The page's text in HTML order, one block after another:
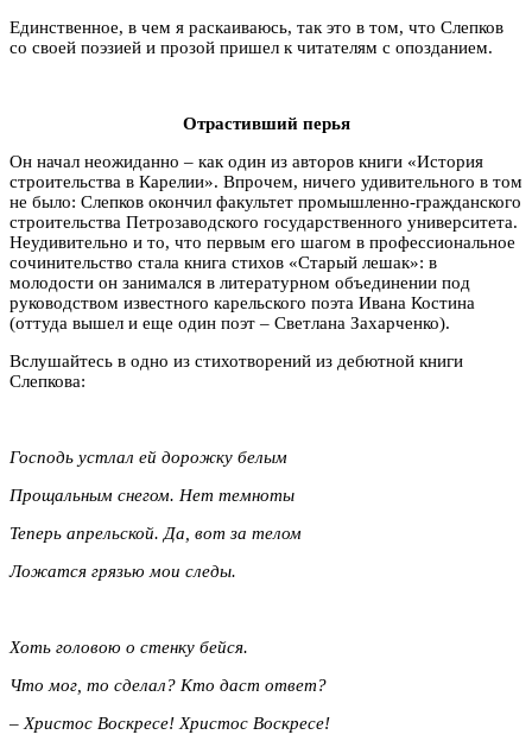
Единственное, в чем я раскаиваюсь, так это в том, что Слепков
со своей поэзией и прозой пришел к читателям с опозданием.
Отрастивший перья
Он начал неожиданно – как один из авторов книги «История
строительства в Карелии». Впрочем, ничего удивительного в том
не было: Слепков окончил факультет промышленно-гражданского
строительства Петрозаводского государственного университета.
Неудивительно и то, что первым его шагом в профессиональное
сочинительство стала книга стихов «Старый лешак»: в
молодости он занимался в литературном объединении под
руководством известного карельского поэта Ивана Костина
(оттуда вышел и еще один поэт – Светлана Захарченко).
Вслушайтесь в одно из стихотворений из дебютной книги
Слепкова:
Господь устлал ей дорожку белым
Прощальным снегом. Нет темноты
Теперь апрельской. Да, вот за телом
Ложатся грязью мои следы.
Хоть головою о стенку бейся.
Что мог, то сделал? Кто даст ответ?
– Христос Воскресе! Христос Воскресе!